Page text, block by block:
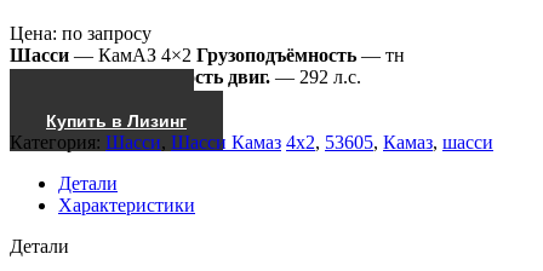
Цена: по запросу
Шасси — КамАЗ 4×2 Грузоподъёмность — тн
Мощность двиг. — 292 л.с.
Купить в Лизинг
Категория: Шасси, Шасси Камаз 4x2, 53605, Камаз, шасси
Детали
Характеристики
Детали